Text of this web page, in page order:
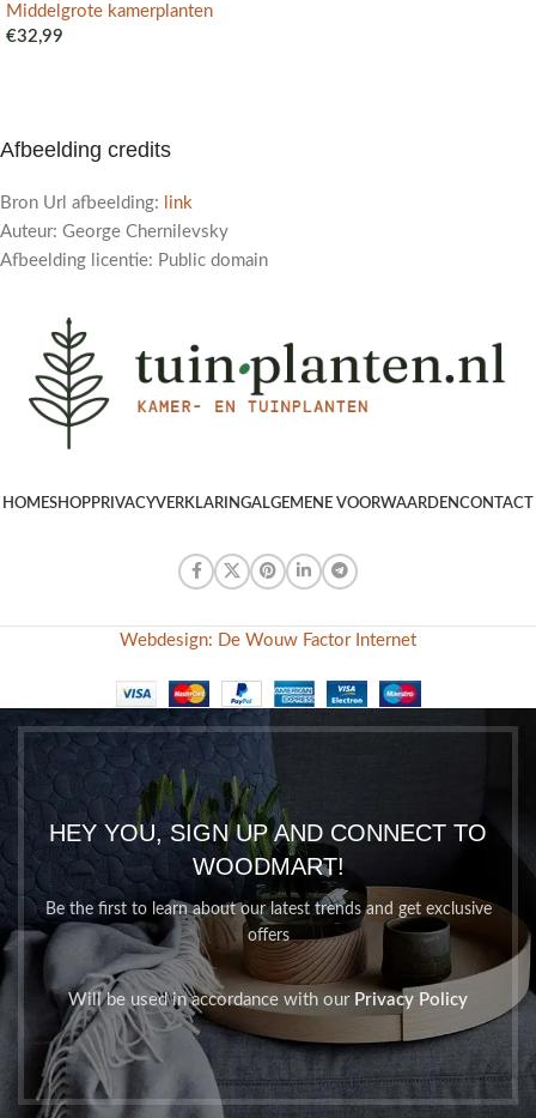
Middelgrote kamerplanten
€32,99
Afbeelding credits
Bron Url afbeelding:
link
Auteur: George Chernilevsky
Afbeelding licentie: Public domain
HOMESHOPPRIVACYVERKLARINGALGEMENE VOORWAARDENCONTACT
Webdesign: De Wouw Factor Internet
HEY YOU, SIGN UP AND CONNECT TO
WOODMART!
Be the first to learn about our latest trends and get exclusive
offers
Will be used in accordance with our Privacy Policy